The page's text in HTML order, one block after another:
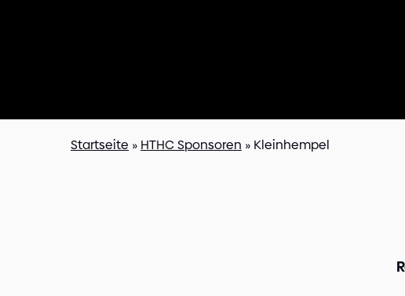
Startseite » HTHC Sponsoren » Kleinhempel